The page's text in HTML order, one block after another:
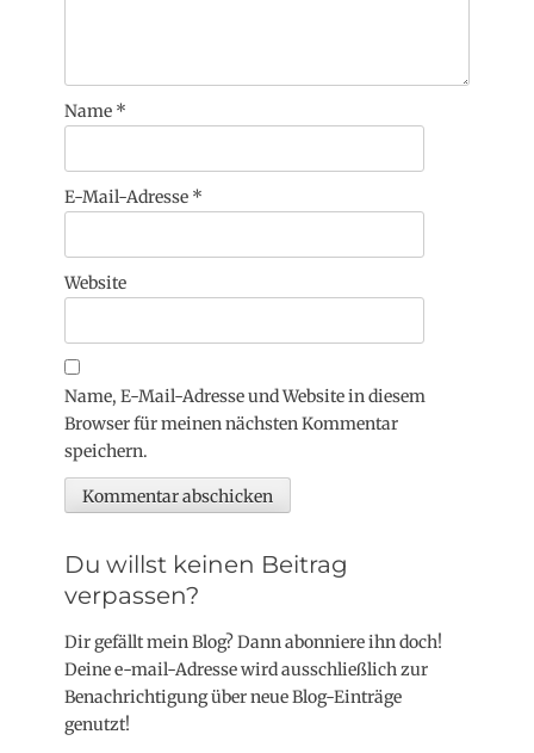
Name *
E-Mail-Adresse *
Website
Name, E-Mail-Adresse und Website in diesem
Browser für meinen nächsten Kommentar
speichern.
Du willst keinen Beitrag
verpassen?
Dir gefällt mein Blog? Dann abonniere ihn doch!
Deine e-mail-Adresse wird ausschließlich zur
Benachrichtigung über neue Blog-Einträge
genutzt!